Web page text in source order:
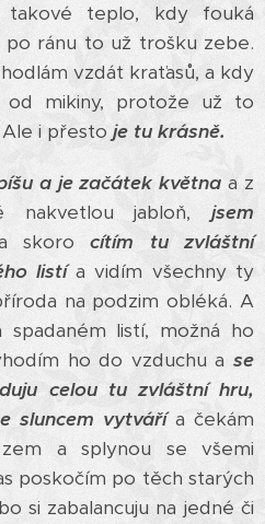
teplo, kdy fouká
ránu to už trošku zebe.
vzdát kraťasů, a kdy
mikiny, protože už to
i přesto je tu krásně.
a je začátek května a z
nakvetlou jabloň, jsem
skorocítím tu zvláštní
listí a vidím všechny ty
na podzim obléká. A
listí, možná ho
ho do vzduchu a se
celou tu zvláštní hru,
sluncem vytváří a čekám
a splynou se všemi
poskočím po těch starých
si zabalancuju na jedné či